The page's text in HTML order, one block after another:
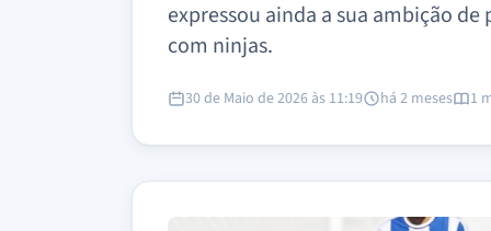
expressou ainda a sua ambição
com ninjas.
30 de Maio de 2026 às 11:19 há 2 meses 1